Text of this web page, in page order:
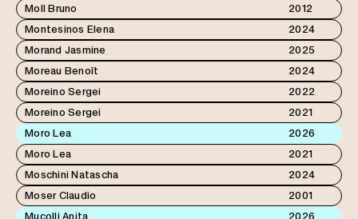
Moll Bruno
2012
Montesinos Elena
2024
Morand Jasmine
2025
Moreau Benoît
2024
Moreino Sergei
2022
Moreino Sergei
2021
Moro Lea
2026
Moro Lea
2021
Moschini Natascha
2024
Moser Claudio
2001